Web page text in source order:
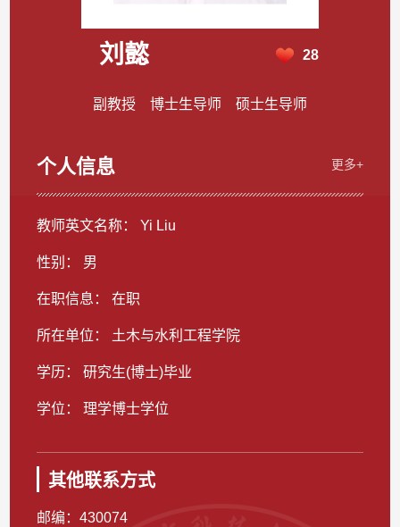
刘懿 28
副教授 博士生导师 硕士生导师
个人信息 更多+
教师英文名称： Yi Liu
性别： 男
在职信息： 在职
所在单位： 土木与水利工程学院
学历： 研究生(博士)毕业
学位： 理学博士学位
其他联系方式
邮编：430074